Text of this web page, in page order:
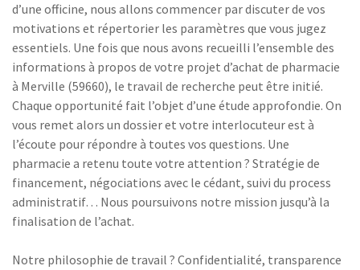
d’une officine, nous allons commencer par discuter de vos
motivations et répertorier les paramètres que vous jugez
essentiels. Une fois que nous avons recueilli l’ensemble des
informations à propos de votre projet d’achat de pharmacie
à Merville (59660), le travail de recherche peut être initié.
Chaque opportunité fait l’objet d’une étude approfondie. On
vous remet alors un dossier et votre interlocuteur est à
l’écoute pour répondre à toutes vos questions. Une
pharmacie a retenu toute votre attention ? Stratégie de
financement, négociations avec le cédant, suivi du process
administratif… Nous poursuivons notre mission jusqu’à la
finalisation de l’achat.
Notre philosophie de travail ? Confidentialité, transparence